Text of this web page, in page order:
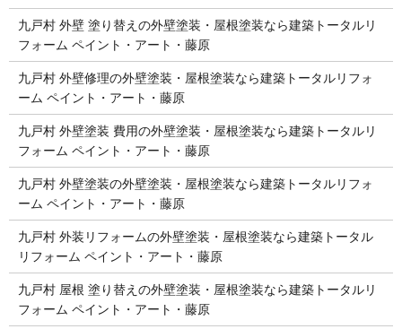
九戸村 外壁 塗り替えの外壁塗装・屋根塗装なら建築トータルリ
フォーム ペイント・アート・藤原
九戸村 外壁修理の外壁塗装・屋根塗装なら建築トータルリフォ
ーム ペイント・アート・藤原
九戸村 外壁塗装 費用の外壁塗装・屋根塗装なら建築トータルリ
フォーム ペイント・アート・藤原
九戸村 外壁塗装の外壁塗装・屋根塗装なら建築トータルリフォ
ーム ペイント・アート・藤原
九戸村 外装リフォームの外壁塗装・屋根塗装なら建築トータル
リフォーム ペイント・アート・藤原
九戸村 屋根 塗り替えの外壁塗装・屋根塗装なら建築トータルリ
フォーム ペイント・アート・藤原